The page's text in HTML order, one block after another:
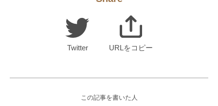
Twitter URLをコピー
この記事を書いた人